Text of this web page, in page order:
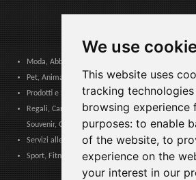
We use
This website uses
tracking
browsing
purposes: to enable
of the website, to
experience on the
your interest in our
Moda, Abbigliamento, Accessori Moda, Calzature
Pet, Animali, Veterinario
Prodotti e Servizi per Comunità, Pubbliche
Regali, Cancelleria, Cartoleria, Articoli Tabacco,
Souvenir, Giocattoli
Servizi alle Imprese, Logistica, Sicurezza Lavoro,
Sport, Fitness, Tempo Libero. Prodotti, Materiali e